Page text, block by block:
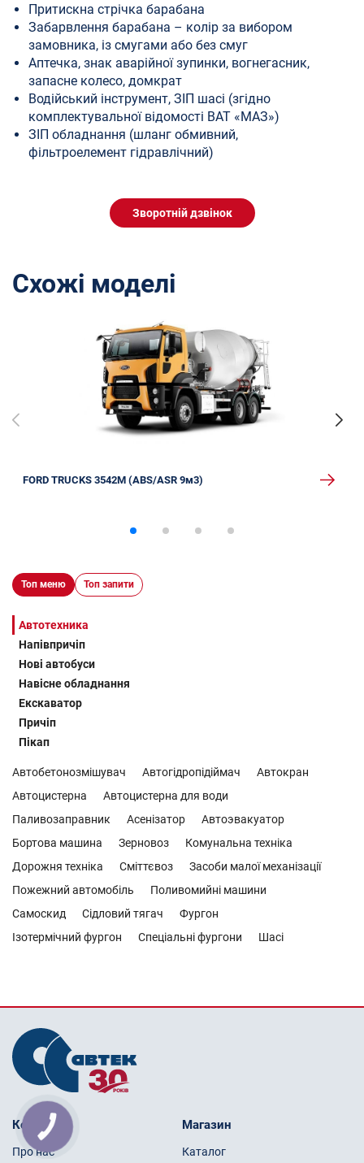
Притискна стрічка барабана
Забарвлення барабана – колір за вибором
замовника, із смугами або без смуг
Аптечка, знак аварійної зупинки, вогнегасник,
запасне колесо, домкрат
Водійський інструмент, ЗІП шасі (згідно
комплектувальної відомості ВАТ «МАЗ»)
ЗІП обладнання (шланг обмивний,
фільтроелемент гідравлічний)
Зворотній дзвінок
Схожі моделі
FORD TRUCKS 3542M (ABS/ASR 9м3)
Топ меню Топ запити
Автотехника
Напівпричіп
Нові автобуси
Навісне обладнання
Екскаватор
Причіп
Пікап
Автобетонозмішувач Автогідропідіймач
Автокран
Автоцистерна
Автоцистерна для води
Паливозаправник
Асенізатор
Автоэвакуатор
Бортова машина
Зерновоз
Комунальна техніка
Дорожня техніка
Сміттєвоз
Засоби малої механізації
Пожежний автомобіль
Поливомийні машини
Самоскид
Сідловий тягач
Фургон
Ізотермічний фургон
Спеціальні фургони Шасі
Компанія
Про нас
Магазин
Каталог